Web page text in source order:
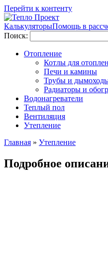
Перейти к контенту
КалькуляторыПомощь в
Поиск:
Отопление
Котлы для
Печи и камины
Трубы и
Радиаторы и
Водонагреватели
Теплый пол
Вентиляция
Утепление
Главная » Утепление
Подробное